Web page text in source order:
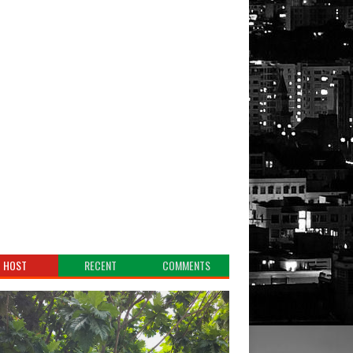
HOST RECENT COMMENTS